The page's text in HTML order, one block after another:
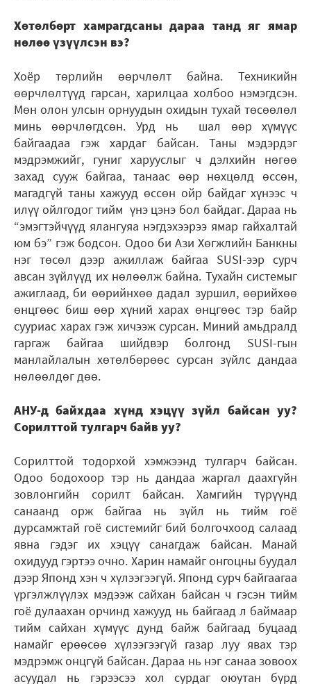
Хөтөлбөрт хамрагдсаны дараа танд яг ямар
нөлөө үзүүлсэн вэ?
Хоёр төрлийн өөрчлөлт байна. Техникийн
өөрчлөлтүүд гарсан, харилцаа холбоо нэмэгдсэн.
Мөн олон улсын орнуудын охидын тухай төсөөлөл
минь өөрчлөгдсөн. Урд нь шал өөр хүмүүс
байгаадаа гэж хардаг байсан. Таны мэдэрдэг
мэдрэмжийг, гуниг харууслыг ч дэлхийн нөгөө
захад сууж байгаа, танаас өөр нөхцөлд өссөн,
магадгүй таны хажууд өссөн ойр байдаг хүнээс ч
илүү ойлгодог тийм үнэ цэнэ бол байдаг. Дараа нь
“эмэгтэйчүүд ялангуяа нэгдэхээрээ ямар гайхалтай
юм бэ” гэж бодсон. Одоо би Ази Хөгжлийн Банкны
нэг төсөл дээр ажиллаж байгаа SUSI-ээр сурч
авсан зүйлүүд их нөлөөлж байна. Тухайн системыг
ажиглаад, би өөрийнхөө дадал зуршил, өөрийхөө
өнцгөөс биш өөр хүний харах өнцгөөс тэр байр
сууриас харах гэж хичээж сурсан. Миний амьдралд
гаргаж байгаа шийдвэр болгонд SUSI-гын
манлайлалын хөтөлбөрөөс сурсан зүйлс дандаа
нөлөөлдөг дөө.
АНУ-д байхдаа хүнд хэцүү зүйл байсан уу?
Сорилттой тулгарч байв уу?
Сорилттой тодорхой хэмжээнд тулгарч байсан.
Одоо бодохоор тэр нь дандаа жаргал даахгүйн
зовлонгийн сорилт байсан. Хамгийн түрүүнд
санаанд орж байгаа нь зүйл нь тийм гоё
дурсамжтай гоё системийг бий болгочхоод салаад
явна гэдэг их хэцүү санагдаж байсан. Манай
охидууд гэртээ очно. Харин намайг онгоцны буудал
дээр Японд хэн ч хүлээгээгүй. Японд сурч байгаагаа
үргэлжлүүлэх мэдээж сайхан байсан ч гэсэн тийм
гоё дулаахан орчинд хажууд нь байгаад л баймаар
тийм сайхан хүмүүс дунд байж байгаад буцаад
намайг ерөөсөө хүлээгээгүй газар луу явах тэр
мэдрэмж онцгүй байсан. Дараа нь нэг санаа зовоох
асуудал нь гэрээсээ хол сурдаг оюутан бүрд